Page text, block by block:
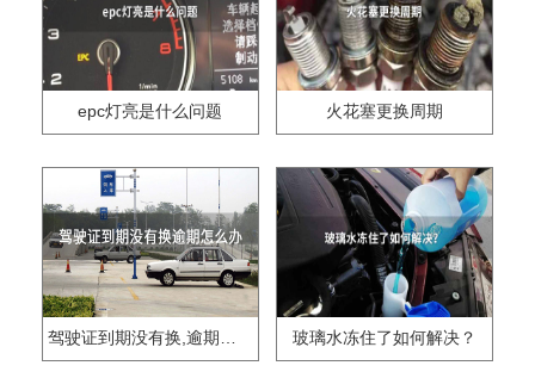
epc灯亮是什么问题 火花塞更换周期
驾驶证到期没有换,逾期怎么办?? 玻璃水冻住了如何解决？